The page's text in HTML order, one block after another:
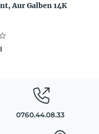
Aur Galben 14K
0760.44.08.33